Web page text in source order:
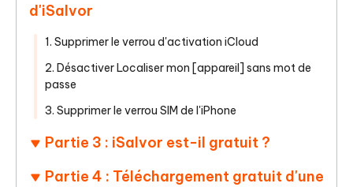
d'iSalvor
1. Supprimer le verrou d'activation iCloud
2. Désactiver Localiser mon [appareil] sans mot de
passe
3. Supprimer le verrou SIM de l'iPhone
Partie 3 : iSalvor est-il gratuit ?
Partie 4 : Téléchargement gratuit d'une